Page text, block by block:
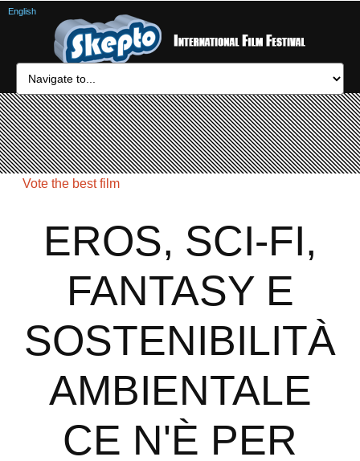
Vote the best film
EROS, SCI-FI,
FANTASY E
SOSTENIBILITÀ
AMBIENTALE
CE N'È PER
English